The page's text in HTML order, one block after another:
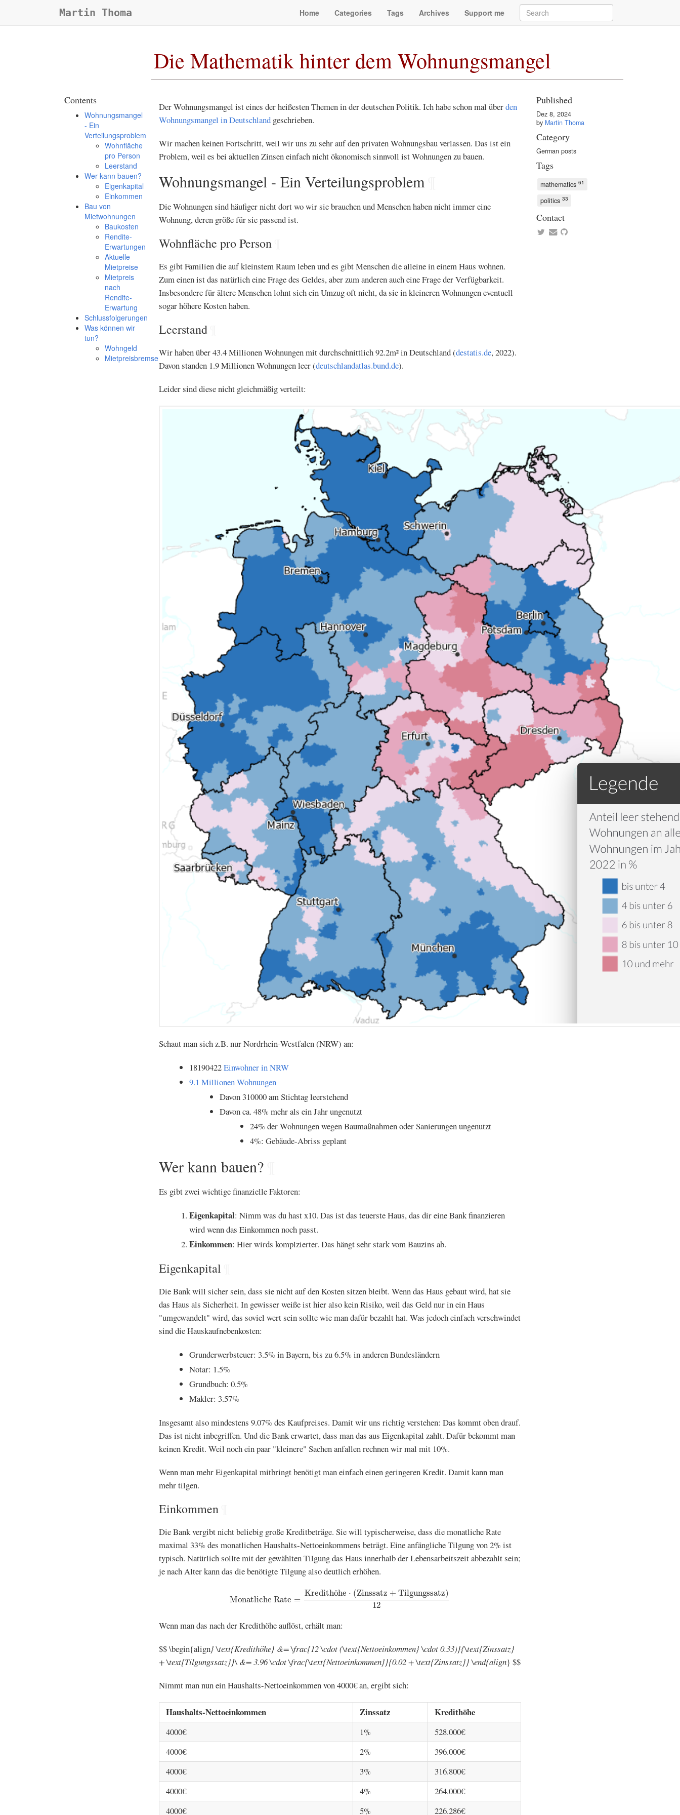
Martin Thoma Home Categories Tags Archives Support me
Die Mathematik hinter dem Wohnungsmangel
Contents
Wohnungsmangel
- Ein
Verteilungsproblem
Wohnfläche
pro Person
Leerstand
Wer kann bauen?
Eigenkapital
Einkommen
Bau von
Mietwohnungen
Baukosten
Rendite-
Erwartungen
Aktuelle
Mietpreise
Mietpreis
nach
Rendite-
Erwartung
Schlussfolgerungen
Was können wir
tun?
Wohngeld
Mietpreisbremse
Der Wohnungsmangel ist eines der heißesten Themen in der deutschen Politik. Ich habe schon mal überden
Wohnungsmangel in Deutschlandgeschrieben.
Wir machen keinen Fortschritt, weil wir uns zu sehr auf den privaten Wohnungsbau verlassen. Das ist ein
Problem, weil es bei aktuellen Zinsen einfach nicht ökonomisch sinnvoll ist Wohnungen zu bauen.
Wohnungsmangel - Ein Verteilungsproblem¶
Die Wohnungen sind häufiger nicht dort wo wir sie brauchen und Menschen haben nicht immer eine
Wohnung, deren größe für sie passend ist.
Wohnfläche pro Person¶
Es gibt Familien die auf kleinstem Raum leben und es gibt Menschen die alleine in einem Haus wohnen.
Zum einen ist das natürlich eine Frage des Geldes, aber zum anderen auch eine Frage der Verfügbarkeit.
Insbesondere für ältere Menschen lohnt sich ein Umzug oft nicht, da sie in kleineren Wohnungen eventuell
sogar höhere Kosten haben.
Leerstand¶
Wir haben über 43.4 Millionen Wohnungen mit durchschnittlich 92.2m² in Deutschland (destatis.de, 2022).
Davon standen 1.9 Millionen Wohnungen leer (deutschlandatlas.bund.de).
Leider sind diese nicht gleichmäßig verteilt:
Schaut man sich z.B. nur Nordrhein-Westfalen (NRW) an:
18190422Einwohner in NRW
9.1 Millionen Wohnungen
Davon 310000 am Stichtag leerstehend
Davon ca. 48% mehr als ein Jahr ungenutzt
24% der Wohnungen wegen Baumaßnahmen oder Sanierungen ungenutzt
4%: Gebäude-Abriss geplant
Wer kann bauen?¶
Es gibt zwei wichtige finanzielle Faktoren:
Eigenkapital: Nimm was du hast x10. Das ist das teuerste Haus, das dir eine Bank finanzieren
wird wenn das Einkommen noch passt.
Einkommen: Hier wirds komplzierter. Das hängt sehr stark vom Bauzins ab.
Eigenkapital
Die Bank will sicher sein, dass sie nicht auf den Kosten sitzen bleibt. Wenn das Haus gebaut wird, hat sie
das Haus als Sicherheit. In gewisser weiße ist hier also kein Risiko, weil das Geld nur in ein Haus
"umgewandelt" wird, das soviel wert sein sollte wie man dafür bezahlt hat. Was jedoch einfach verschwindet
sind die Hauskaufnebenkosten:
Grunderwerbsteuer: 3.5% in Bayern, bis zu 6.5% in anderen Bundesländern
Notar: 1.5%
Grundbuch: 0.5%
Makler: 3.57%
Insgesamt also mindestens 9.07% des Kaufpreises. Damit wir uns richtig verstehen: Das kommt oben drauf.
Das ist nicht inbegriffen. Und die Bank erwartet, dass man das aus Eigenkapital zahlt. Dafür bekommt man
keinen Kredit. Weil noch ein paar "kleinere" Sachen anfallen rechnen wir mal mit 10%.
Wenn man mehr Eigenkapital mitbringt benötigt man einfach einen geringeren Kredit. Damit kann man
mehr tilgen.
Einkommen¶
Die Bank vergibt nicht beliebig große Kreditbeträge. Sie will typischerweise, dass die monatliche Rate
maximal 33% des monatlichen Haushalts-Nettoeinkommens beträgt. Eine anfängliche Tilgung von 2% ist
typisch. Natürlich sollte mit der gewählten Tilgung das Haus innerhalb der Lebensarbeitszeit abbezahlt sein;
je nach Alter kann das die benötigte Tilgung also deutlich erhöhen.
Monatliche Rate =
Kredithöhe ⋅ (Zinssatz + Tilgungssatz)
12
Kredithöhe Zinssatz + Tilgungssatz
Wenn man das nach der Kredithöhe auflöst, erhält man:
$$ \begin{align} \text{Kredithöhe} &= \frac{12 \cdot (\text{Nettoeinkommen} \cdot 0.33)}{\text{Zinssatz}
+ \text{Tilgungssatz}}\ &= 3.96 \cdot \frac{\text{Nettoeinkommen}}{0.02 + \text{Zinssatz}} \end{align} $$
Nimmt man nun ein Haushalts-Nettoeinkommen von 4000€ an, ergibt sich:
Haushalts-Nettoeinkommen Zinssatz Kredithöhe
4000€ 1%
528.000€
4000€
2%
396.000€
4000€
3%
316.800€
4000€
4%
264.000€
4000€
5% 226.286€
Published
Dez 8, 2024
by Martin Thoma
Category
German posts
Tags
mathematics61
politics33
Contact